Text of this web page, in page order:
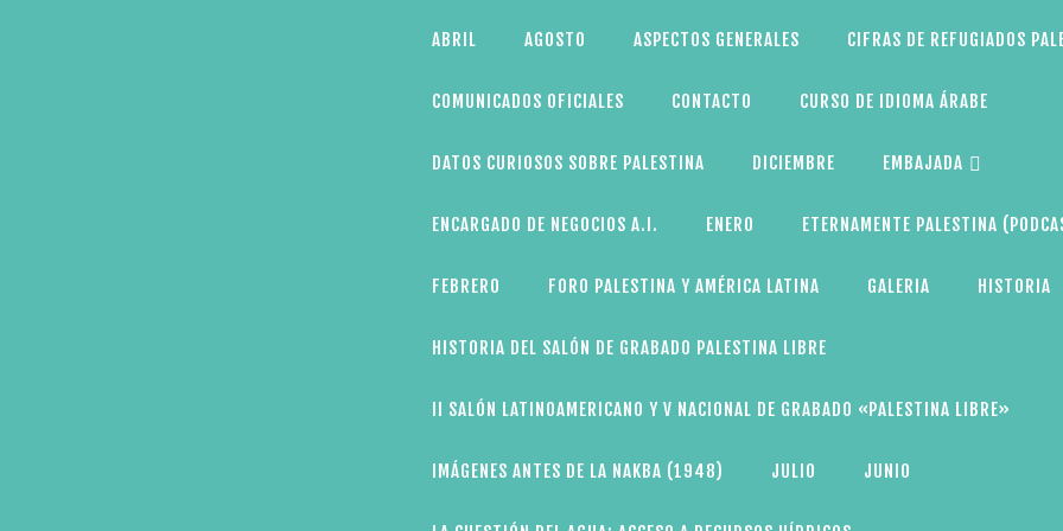
ABRIL AGOSTO ASPECTOS GENERALES CIFRAS DE REFUGIADOS
COMUNICADOS OFICIALES CONTACTO CURSO DE IDIOMA ÁRABE
DATOS CURIOSOS SOBRE PALESTINA DICIEMBRE EMBAJADA
ENCARGADO DE NEGOCIOS A.I. ENERO ETERNAMENTE PALESTINA
FEBRERO FORO PALESTINA Y AMÉRICA LATINA GALERIA HISTORIA
HISTORIA DEL SALÓN DE GRABADO PALESTINA LIBRE
II SALÓN LATINOAMERICANO Y V NACIONAL DE GRABADO «PALESTINA LIBRE»
IMÁGENES ANTES DE LA NAKBA (1948) JULIO JUNIO